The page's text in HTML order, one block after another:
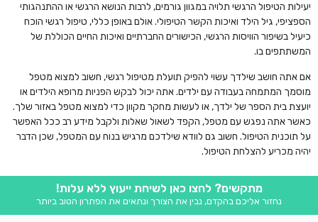
יעילות הטיפול הרגשי תלויה במגוון גורמים, לרבות הנושא הרגשי או ההתנהגותי
הספציפי, גיל הילד ואיכות הקשר הטיפולי. אולם באופן כללי, טיפול רגשי הוכח
כיעיל בשיפור הוויסות הרגשי, הכישורים החברתיים ואיכות החיים הכוללת של
המשתתפים בו.
אם אתה חושב שילדך עשוי להפיק תועלת מטיפול רגשי, חשוב למצוא מטפל
מוסמך המתמחה בעבודה עם ילדים. אתה יכול לבקש הפניות מרופא הילדים או
יועצת בית הספר של ילדך, או לעשות מחקר מקוון כדי למצוא מטפל באזור שלך.
כאשר אתה נפגש עם מטפל, הקפד לשאול שאלות ולקבל מידע רב ככל האפשר
על תוכנית הטיפול. חשוב גם לוודא שילדכם מרגיש בנוח עם המטפל, שכן הדבר
יהיה מכריע להצלחת הטיפול.
מתקשים? לחצו כאן לשיחת ייעוץ ללא עלות!
נחזור אליכם בהקדם, נבין את הצורך ונתאים את הפתרון הטוב ביותר